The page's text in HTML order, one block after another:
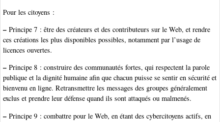
Pour les citoyens :
–Principe 7 : être des créateurs et des contributeurs sur le Web, et rendre
ces créations les plus disponibles possibles, notamment par l’usage de
licences ouvertes.
–Principe 8 : construire des communautés fortes, qui respectent la parole
publique et la dignité humaine afin que chacun puisse se sentir en sécurité et
bienvenu en ligne. Retransmettre les messages des groupes généralement
exclus et prendre leur défense quand ils sont attaqués ou malmenés.
–Principe 9 : combattre pour le Web, en étant des cybercitoyens actifs, en